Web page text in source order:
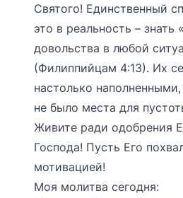
Святого! Единственный
это в реальность – знать
довольства в любой
(Филиппийцам 4:13). Их
настолько
не было места для
Живите ради одобрения
Господа! Пусть Его
мотивацией!
Моя молитва сегодня: